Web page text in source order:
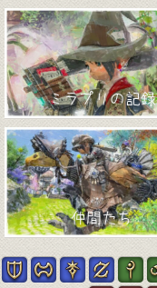
ミラプリの記録
仲間たち